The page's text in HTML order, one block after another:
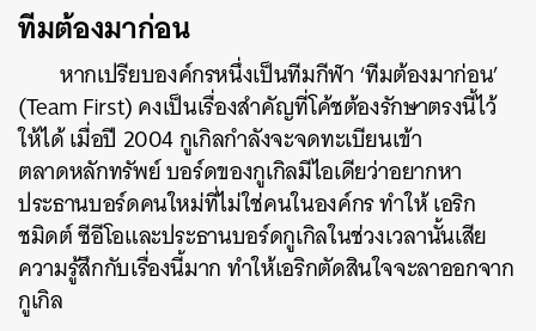
ทีมต้องมาก่อน
หากเปรียบองค์กรหนึ่งเป็นทีมกีฬา ‘ทีมต้องมาก่อน’
(Team First) คงเป็นเรื่องสำคัญที่โค้ชต้องรักษาตรงนี้ไว้
ให้ได้เมื่อปี 2004 กูเกิลกำลังจะจดทะเบียนเข้า
ตลาดหลักทรัพย์ บอร์ดของกูเกิลมีไอเดียว่าอยากหา
ประธานบอร์ดคนใหม่ที่ไม่ใช่คนในองค์กร ทำให้ เอริก
ชมิดต์ ซีอีโอและประธานบอร์ดกูเกิลในช่วงเวลานั้นเสีย
ความรู้สึกกับเรื่องนี้มาก ทำให้เอริกตัดสินใจจะลาออกจาก
กูเกิล
SHARE